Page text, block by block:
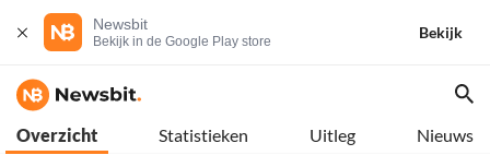
Newsbit
Bekijk in de Google Play store
Bekijk
Overzicht Statistieken Uitleg Nieuws